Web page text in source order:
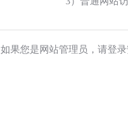
如果您是网站管理员，请登